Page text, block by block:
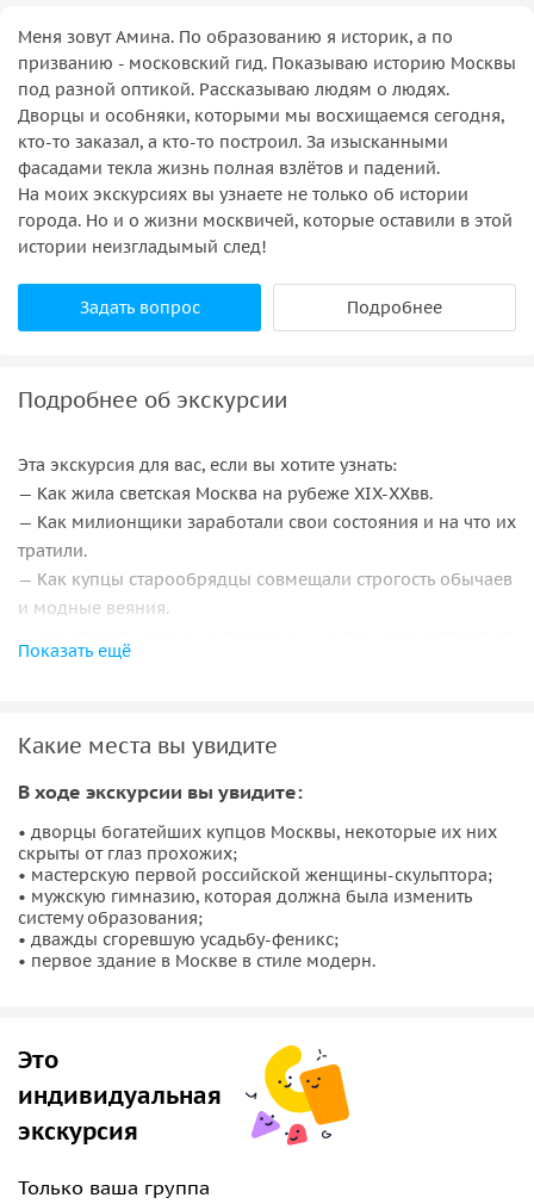
Меня зовут Амина. По образованию я историк, а по
призванию - московский гид. Показываю историю Москвы
под разной оптикой. Рассказываю людям о людях.
Дворцы и особняки, которыми мы восхищаемся сегодня,
кто-то заказал, а кто-то построил. За изысканными
фасадами текла жизнь полная взлётов и падений.
На моих экскурсиях вы узнаете не только об истории
города. Но и о жизни москвичей, которые оставили в этой
истории неизгладымый след!
Задать вопрос Подробнее
Подробнее об экскурсии
Эта экскурсия для вас, если вы хотите узнать:
— Как жила светская Москва на рубеже XIX-XXвв.
— Как милионщики заработали свои состояния и на что их
тратили.
— Как купцы старообрядцы совмещали строгость обычаев
и модные веяния.
Показать ещё
Какие места вы увидите
В ходе экскурсии вы увидите:
• дворцы богатейших купцов Москвы, некоторые их них
скрыты от глаз прохожих;
• мастерскую первой российской женщины-скульптора;
• мужскую гимназию, которая должна была изменить
систему образования;
• дважды сгоревшую усадьбу-феникс;
• первое здание в Москве в стиле модерн.
Это
индивидуальная
экскурсия
Только ваша группа